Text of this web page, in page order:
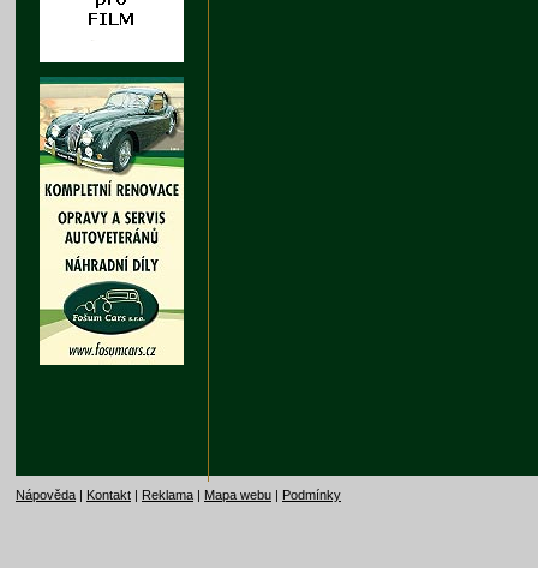
Nápověda | Kontakt | Reklama | Mapa webu | Podmínky